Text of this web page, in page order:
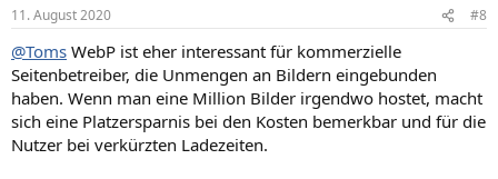
e
:
11. August 2020 #8
@Toms WebP ist eher interessant für kommerzielle
Seitenbetreiber, die Unmengen an Bildern eingebunden
haben. Wenn man eine Million Bilder irgendwo hostet, macht
sich eine Platzersparnis bei den Kosten bemerkbar und für die
Nutzer bei verkürzten Ladezeiten.